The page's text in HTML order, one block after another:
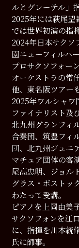
ルとグレーテル」
2025年には萩尾望
では世界初演の指
2024年日本サクソ
園ニューフィルハ
プロサクソフォー
オーケストラの常
他、東名阪ツアー
2025年ワルシャワ
ファイナリスト及
北九州グランフィ
合奏団、筑豊フィ
団、北九州ジュニ
マチュア団体の客
尾高忠明、ジョル
グラス・ボストッ
わたって受講。
ピアノを上岡由美
サクソフォンを江
に、指揮を川本統
氏に師事。